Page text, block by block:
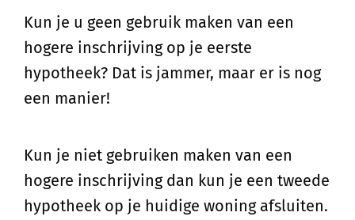
Kun je u geen gebruik maken van een
hogere inschrijving op je eerste
hypotheek? Dat is jammer, maar er is nog
een manier!
Kun je niet gebruiken maken van een
hogere inschrijving dan kun je een tweede
hypotheek op je huidige woning afsluiten.